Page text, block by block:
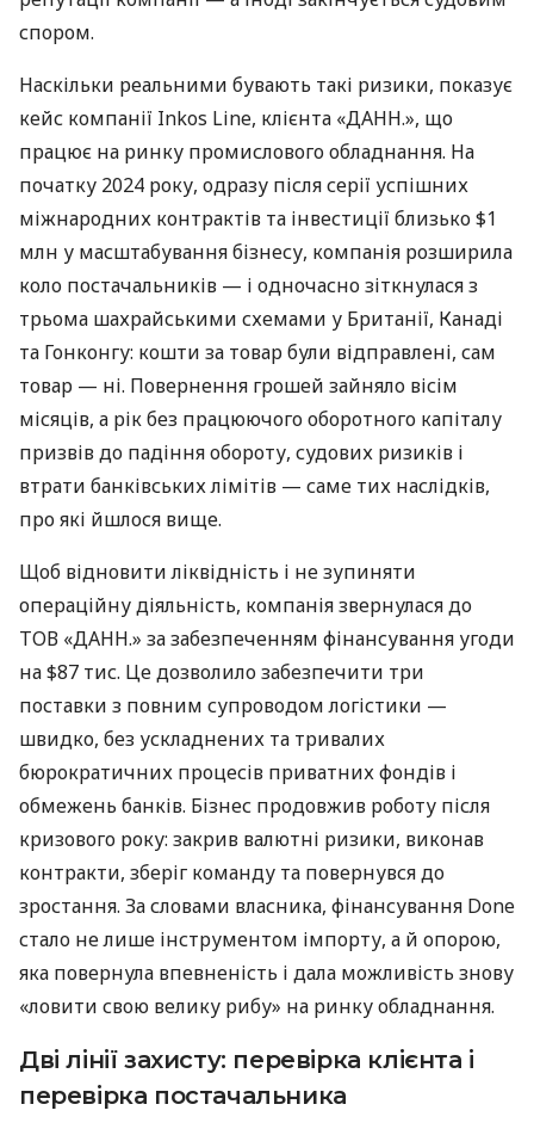
спором.
Наскільки реальними бувають такі ризики, показує
кейс компанії Inkos Line, клієнта «ДАНН.», що
працює на ринку промислового обладнання. На
початку 2024 року, одразу після серії успішних
міжнародних контрактів та інвестиції близько $1
млн у масштабування бізнесу, компанія розширила
коло постачальників — і одночасно зіткнулася з
трьома шахрайськими схемами у Британії, Канаді
та Гонконгу: кошти за товар були відправлені, сам
товар — ні. Повернення грошей зайняло вісім
місяців, а рік без працюючого оборотного капіталу
призвів до падіння обороту, судових ризиків і
втрати банківських лімітів — саме тих наслідків,
про які йшлося вище.
Щоб відновити ліквідність і не зупиняти
операційну діяльність, компанія звернулася до
ТОВ «ДАНН.» за забезпеченням фінансування угоди
на $87 тис. Це дозволило забезпечити три
поставки з повним супроводом логістики —
швидко, без ускладнених та тривалих
бюрократичних процесів приватних фондів і
обмежень банків. Бізнес продовжив роботу після
кризового року: закрив валютні ризики, виконав
контракти, зберіг команду та повернувся до
зростання. За словами власника, фінансування Done
стало не лише інструментом імпорту, а й опорою,
яка повернула впевненість і дала можливість знову
«ловити свою велику рибу» на ринку обладнання.
Дві лінії захисту: перевірка клієнта і
перевірка постачальника